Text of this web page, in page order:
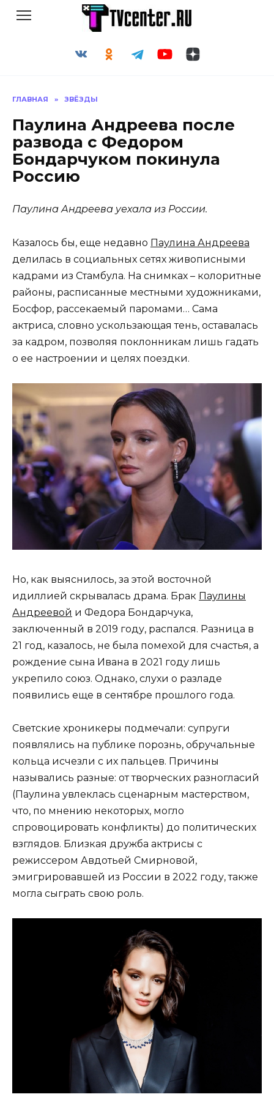
ГЛАВНАЯ » ЗВЁЗДЫ
Паулина Андреева после
развода с Федором
Бондарчуком покинула
Россию
Паулина Андреева уехала из России.
Казалось бы, еще недавно Паулина Андреева
делилась в социальных сетях живописными
кадрами из Стамбула. На снимках – колоритные
районы, расписанные местными художниками,
Босфор, рассекаемый паромами… Сама
актриса, словно ускользающая тень, оставалась
за кадром, позволяя поклонникам лишь гадать
о ее настроении и целях поездки.
Но, как выяснилось, за этой восточной
идиллией скрывалась драма. Брак Паулины
Андреевой и Федора Бондарчука,
заключенный в 2019 году, распался. Разница в
21 год, казалось, не была помехой для счастья, а
рождение сына Ивана в 2021 году лишь
укрепило союз. Однако, слухи о разладе
появились еще в сентябре прошлого года.
Светские хроникеры подмечали: супруги
появлялись на публике порознь, обручальные
кольца исчезли с их пальцев. Причины
назывались разные: от творческих разногласий
(Паулина увлеклась сценарным мастерством,
что, по мнению некоторых, могло
спровоцировать конфликты) до политических
взглядов. Близкая дружба актрисы с
режиссером Авдотьей Смирновой,
эмигрировавшей из России в 2022 году, также
могла сыграть свою роль.